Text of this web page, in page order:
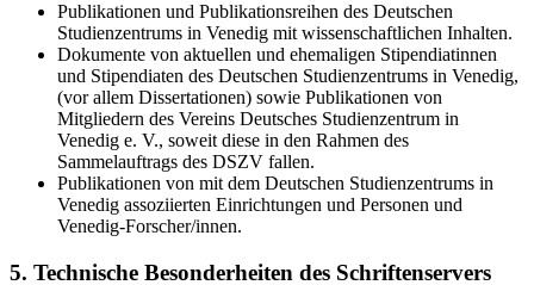
Publikationen und Publikationsreihen des Deutschen
Studienzentrums in Venedig mit wissenschaftlichen Inhalten.
Dokumente von aktuellen und ehemaligen Stipendiatinnen
und Stipendiaten des Deutschen Studienzentrums in Venedig,
(vor allem Dissertationen) sowie Publikationen von
Mitgliedern des Vereins Deutsches Studienzentrum in
Venedig e. V., soweit diese in den Rahmen des
Sammelauftrags des DSZV fallen.
Publikationen von mit dem Deutschen Studienzentrums in
Venedig assoziierten Einrichtungen und Personen und
Venedig-Forscher/innen.
5. Technische Besonderheiten des Schriftenservers